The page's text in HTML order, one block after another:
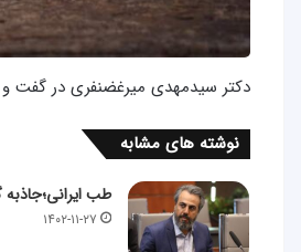
دکتر سیدمهدی میرغضنفری در گفت
نوشته های مشابه
طب
۱۴۰۲-۱۱-۲۷